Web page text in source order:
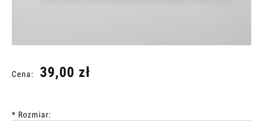
Cena: 39,00 zł
* Rozmiar: